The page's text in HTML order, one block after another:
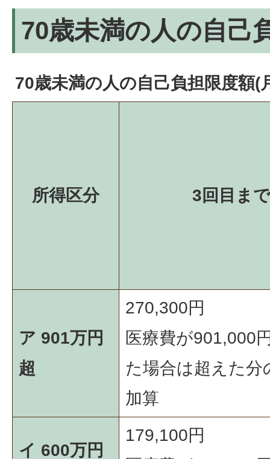
70歳未満の人の自己
70歳未満の人の自己負担限度額(
所得区分 3回目まで
ア 901万円
超
270,300円
医療費が901,000
た場合は超えた分
加算
イ 600万円
179,100円